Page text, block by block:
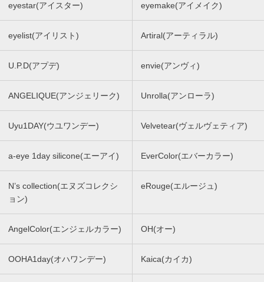
eyestar(アイスター) eyemake(アイメイク)
eyelist(アイリスト) Artiral(アーティラル)
U.P.D(アプデ) envie(アンヴィ)
ANGELIQUE(アンジェリーク) Unrolla(アンローラ)
Uyu1DAY(ウユワンデー) Velvetear(ヴェルヴェティア)
a-eye 1day silicone(エーアイ) EverColor(エバーカラー)
N’s collection(エヌズコレクシ
ョン)
eRouge(エルージュ)
AngelColor(エンジェルカラー) OH(オー)
OOHA1day(オハワンデー) Kaica(カイカ)